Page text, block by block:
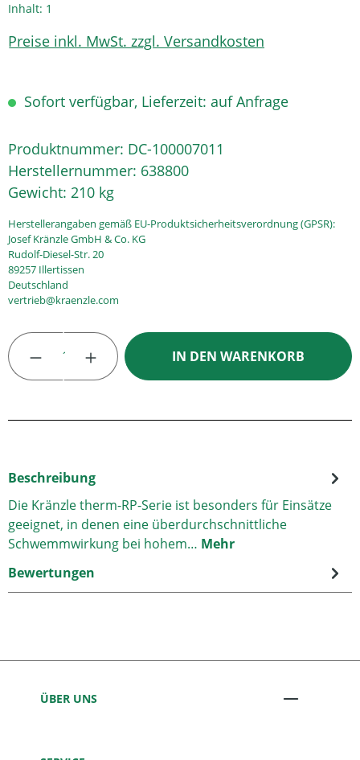
Inhalt: 1
Preise inkl. MwSt. zzgl. Versandkosten
Sofort verfügbar, Lieferzeit: auf Anfrage
Produktnummer: DC-100007011
Herstellernummer: 638800
Gewicht: 210 kg
Herstellerangaben gemäß EU-Produktsicherheitsverordnung (GPSR):
Josef Kränzle GmbH & Co. KG
Rudolf-Diesel-Str. 20
89257 Illertissen
Deutschland
vertrieb@kraenzle.com
Produkt Anzahl: Gib den gewünschten
IN DEN WARENKORB
Beschreibung
Die Kränzle therm-RP-Serie ist besonders für Einsätze
geeignet, in denen eine überdurchschnittliche
Schwemmwirkung bei hohem… Mehr
Bewertungen
ÜBER UNS